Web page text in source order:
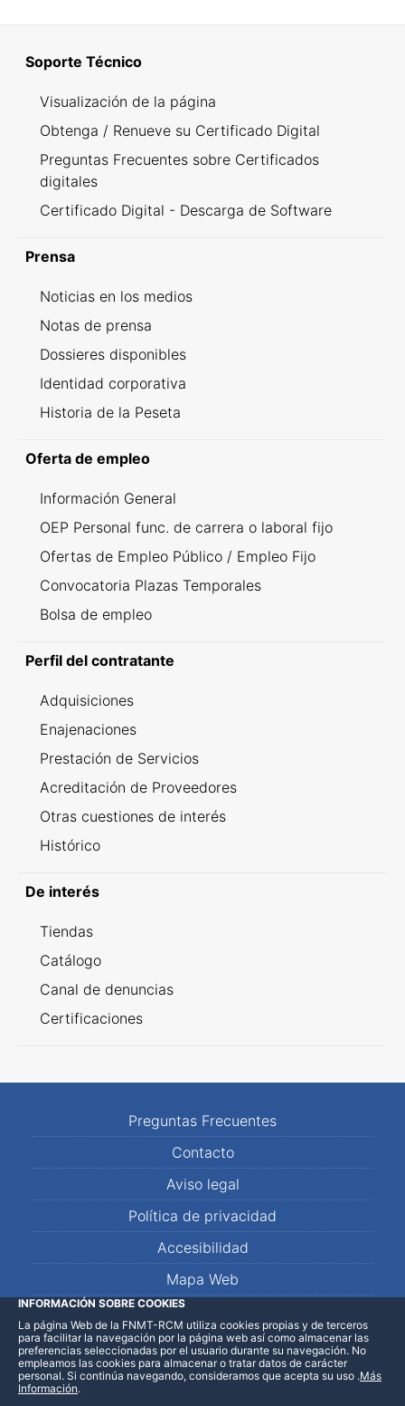
Soporte Técnico
Visualización de la página
Obtenga / Renueve su Certificado Digital
Preguntas Frecuentes sobre Certificados
digitales
Certificado Digital - Descarga de Software
Prensa
Noticias en los medios
Notas de prensa
Dossieres disponibles
Identidad corporativa
Historia de la Peseta
Oferta de empleo
Información General
OEP Personal func. de carrera o laboral fijo
Ofertas de Empleo Público / Empleo Fijo
Convocatoria Plazas Temporales
Bolsa de empleo
Perfil del contratante
Adquisiciones
Enajenaciones
Prestación de Servicios
Acreditación de Proveedores
Otras cuestiones de interés
Histórico
De interés
Tiendas
Catálogo
Canal de denuncias
Certificaciones
Preguntas Frecuentes
Contacto
Aviso legal
Política de privacidad
Accesibilidad
Mapa Web
LinkedInFacebookWhatsApp
INFORMACIÓN SOBRE COOKIES
La página Web de la FNMT-RCM utiliza cookies propias y de terceros
para facilitar la navegación por la página web así como almacenar las
preferencias seleccionadas por el usuario durante su navegación. No
empleamos las cookies para almacenar o tratar datos de carácter
personal. Si continúa navegando, consideramos que acepta su uso .Más
Información.